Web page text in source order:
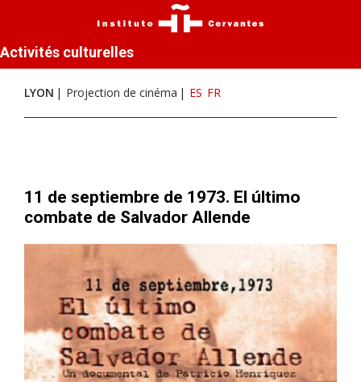
Activités culturelles
LYON Projection de cinéma ES FR
11 de septiembre de 1973. El último
combate de Salvador Allende